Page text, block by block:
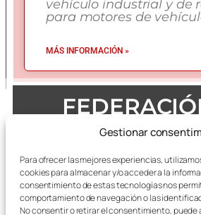
Gestionar
Para ofrecer las mejores experiencias,
cookies para almacenar y/o acceder a la
consentimiento de estas tecnologías nos
comportamiento de navegación o las
No consentir o retirar el consentimiento,
vehículo industrial y de
para motores de
MÁS INFORMACIÓN »
EMPRESAS
DE
Todas las referencias